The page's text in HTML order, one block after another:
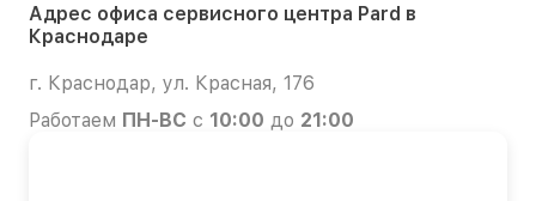
Адрес офиса сервисного центра Pard в
Краснодаре
г. Краснодар, ул. Красная, 176
Работаем ПН-ВС с 10:00 до 21:00